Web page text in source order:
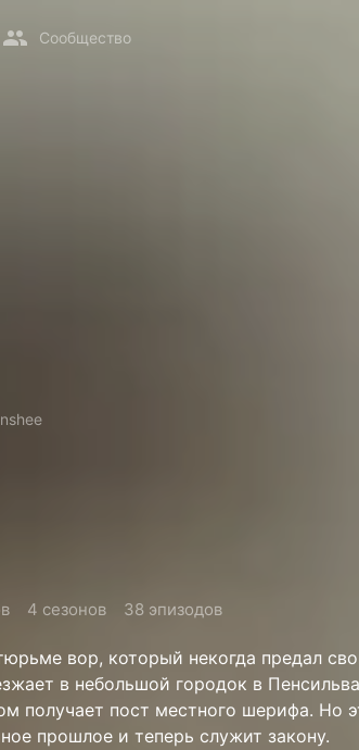
Сообщество
4 сезонов 38 эпизодов
вор, который некогда предал
в небольшой городок в
получает пост местного шерифа. Но
прошлое и теперь служит закону.